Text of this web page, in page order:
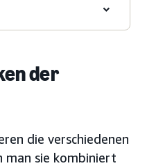
der
die verschiedenen
man sie kombiniert